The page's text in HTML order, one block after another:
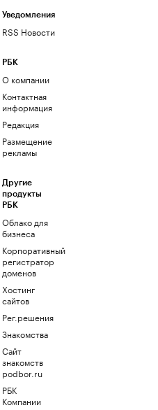
Уведомления
RSS Новости
РБК
О компании
Контактная
информация
Редакция
Размещение
рекламы
Другие
продукты
РБК
Облако для
бизнеса
Корпоративный
регистратор
доменов
Хостинг
сайтов
Рег.решения
Знакомства
Сайт
знакомств
podbor.ru
РБК
Компании